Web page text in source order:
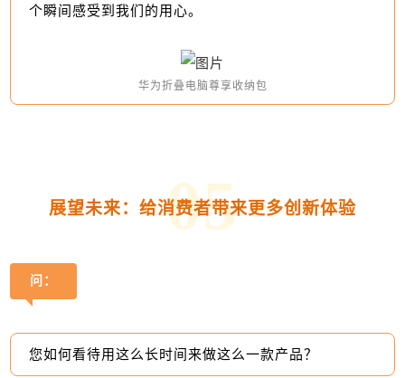
个瞬间感受到我们的用心。
华为折叠电脑尊享收纳包
05
展望未来：给消费者带来更多创新体验
问：
您如何看待用这么长时间来做这么一款产品？